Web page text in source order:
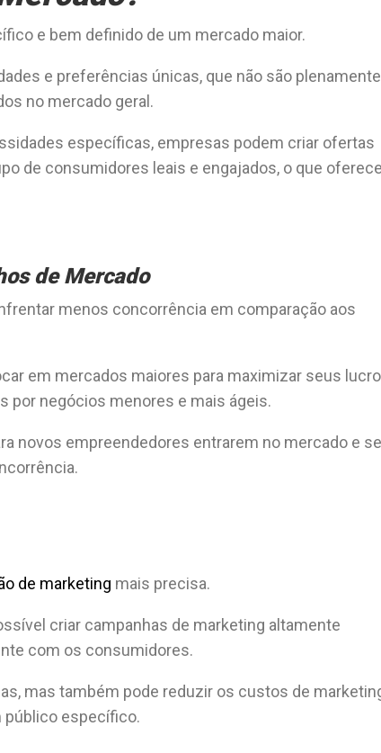
e bem definido de um mercado maior.
e preferências únicas, que não são plenamente
no mercado geral.
específicas, empresas podem criar ofertas
de consumidores leais e engajados, o que
de Mercado
menos concorrência em comparação aos
em mercados maiores para maximizar seus
por negócios menores e mais ágeis.
novos empreendedores entrarem no mercado e se
de marketing mais precisa.
criar campanhas de marketing altamente
com os consumidores.
mas também pode reduzir os custos de
público específico.